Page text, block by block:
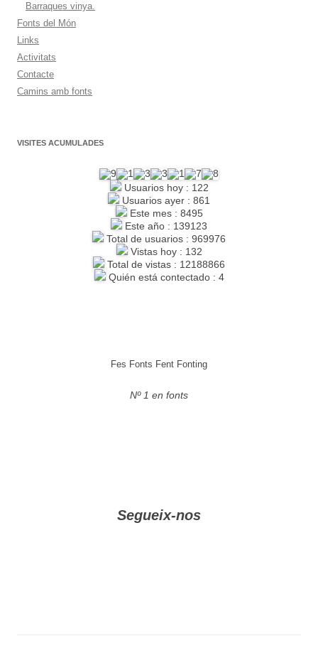
Barraques vinya.
Fonts del Món
Links
Activitats
Contacte
Camins amb fonts
VISITES ACUMULADES
Usuarios hoy : 122
Usuarios ayer : 861
Este mes : 8495
Este año : 139123
Total de usuarios : 969976
Vistas hoy : 132
Total de vistas : 12188866
Quién está contectado : 4
Fes Fonts Fent Fonting
Nº 1 en fonts
Segueix-nos